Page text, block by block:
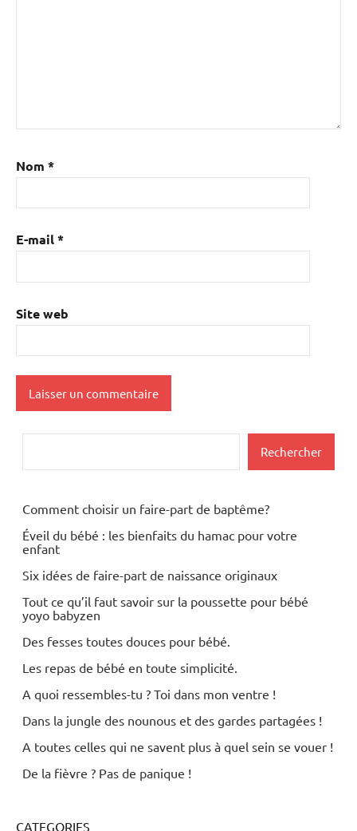
Nom *
E-mail*
Site web
Rechercher
Comment choisir un faire-part de baptême?
Éveil du bébé : les bienfaits du hamac pour votre
enfant
Six idées de faire-part de naissance originaux
Tout ce qu’il faut savoir sur la poussette pour bébé
yoyo babyzen
Des fesses toutes douces pour bébé.
Les repas de bébé en toute simplicité.
A quoi ressembles-tu ? Toi dans mon ventre !
Dans la jungle des nounous et des gardes partagées !
A toutes celles qui ne savent plus à quel sein se vouer !
De la fièvre ? Pas de panique !
CATEGORIES